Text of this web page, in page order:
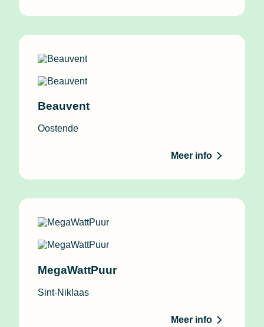
Beauvent
Oostende
Meer info
MegaWattPuur
Sint-Niklaas
Meer info